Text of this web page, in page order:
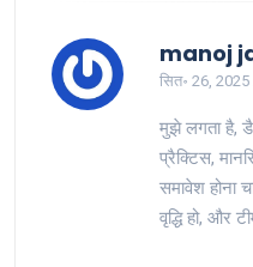
manoj
सित॰ 26, 2025
मुझे लगता है,
प्रैक्टिस,
समावेश होना
वृद्धि हो, और